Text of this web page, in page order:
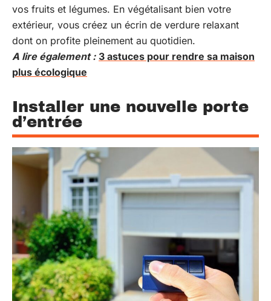
vos fruits et légumes. En végétalisant bien votre
extérieur, vous créez un écrin de verdure relaxant
dont on profite pleinement au quotidien.
A lire également : 3 astuces pour rendre sa maison
plus écologique
Installer une nouvelle porte
d’entrée